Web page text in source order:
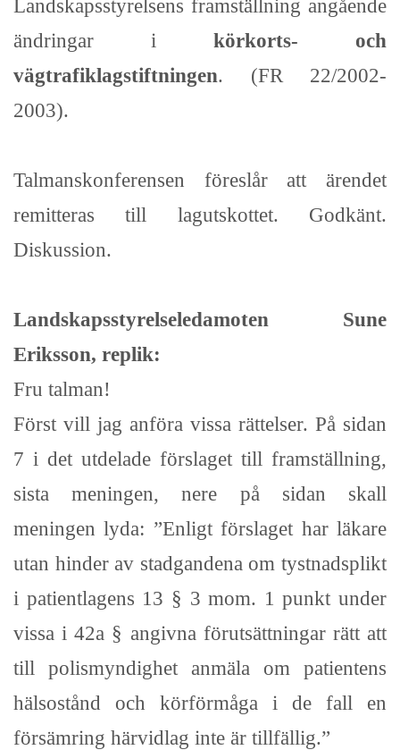
Landskapsstyrelsens framställning angående
ändringar i körkorts- och
vägtrafiklagstiftningen. (FR 22/2002-
2003).
Talmanskonferensen föreslår att ärendet
remitteras till lagutskottet. Godkänt.
Diskussion.
Landskapsstyrelseledamoten Sune
Eriksson, replik:
Fru talman!
Först vill jag anföra vissa rättelser. På sidan
7 i det utdelade förslaget till framställning,
sista meningen, nere på sidan skall
meningen lyda: ”Enligt förslaget har läkare
utan hinder av stadgandena om tystnadsplikt
i patientlagens 13 § 3 mom. 1 punkt under
vissa i 42a § angivna förutsättningar rätt att
till polismyndighet anmäla om patientens
hälsostånd och körförmåga i de fall en
försämring härvidlag inte är tillfällig.”